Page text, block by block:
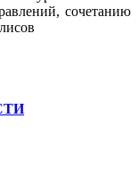
сочетанию